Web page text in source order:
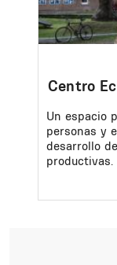
Centro
Un espacio
personas y
desarrollo
productivas.